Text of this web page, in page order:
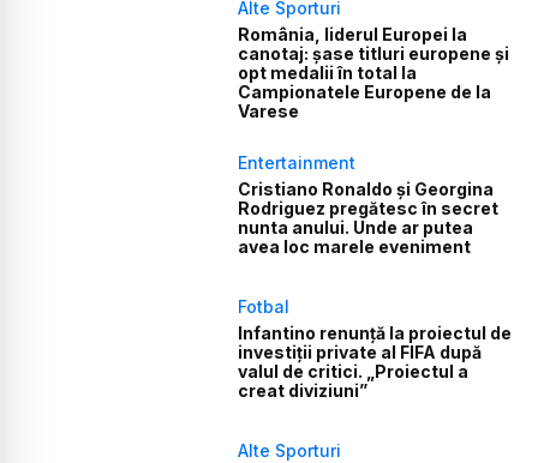
Alte Sporturi
România, liderul Europei la
canotaj: șase titluri europene și
opt medalii în total la
Campionatele Europene de la
Varese
Entertainment
Cristiano Ronaldo și Georgina
Rodriguez pregătesc în secret
nunta anului. Unde ar putea
avea loc marele eveniment
Fotbal
Infantino renunță la proiectul de
investiții private al FIFA după
valul de critici. „Proiectul a
creat diviziuni”
Alte Sporturi